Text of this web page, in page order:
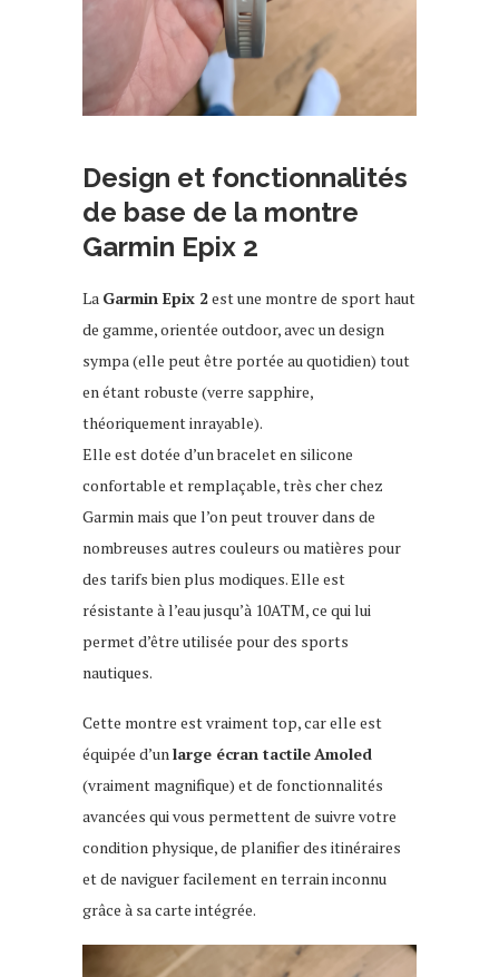
Design et fonctionnalités
de base de la montre
Garmin Epix 2
La Garmin Epix 2est une montre de sport haut
de gamme, orientée outdoor, avec un design
sympa (elle peut être portée au quotidien) tout
en étant robuste (verre sapphire,
théoriquement inrayable).
Elle est dotée d’un bracelet en silicone
confortable et remplaçable, très cher chez
Garmin mais que l’on peut trouver dans de
nombreuses autres couleurs ou matières pour
des tarifs bien plus modiques. Elle est
résistante à l’eau jusqu’à 10ATM, ce qui lui
permet d’être utilisée pour des sports
nautiques.
Cette montre est vraiment top, car elle est
équipée d’un large écran tactile Amoled
(vraiment magnifique) et de fonctionnalités
avancées qui vous permettent de suivre votre
condition physique, de planifier des itinéraires
et de naviguer facilement en terrain inconnu
grâce à sa carte intégrée.